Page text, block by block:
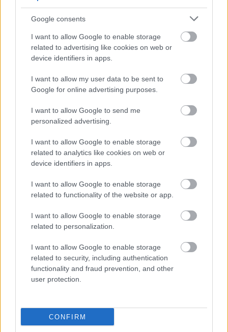
Google consents
I want to allow Google to enable storage
related to advertising like cookies on web or
device identifiers in apps.
I want to allow my user data to be sent to
Google for online advertising purposes.
I want to allow Google to send me
personalized advertising.
I want to allow Google to enable storage
related to analytics like cookies on web or
device identifiers in apps.
I want to allow Google to enable storage
related to functionality of the website or app.
I want to allow Google to enable storage
related to personalization.
I want to allow Google to enable storage
related to security, including authentication
functionality and fraud prevention, and other
user protection.
CONFIRM
Μια από τις πιο value for money επιλογές είναι
City Hotel Apollonion
δωμάτια του οποίου περιλαμβάνουν μπαλκόνι με
θέα στην πόλη, mini bar και δωρεάν wi-fi. Οι
τιμές τους κυμαίνονται στα 45€ το δίκλινο με
πρωινό, το οποίο περιλαμβάνει παραδοσιακά
εδέσματα και σπιτικές λιχουδιές. Το ξενοδοχείο
στην κεντρική πλατεία.